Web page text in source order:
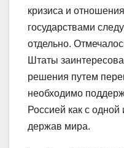
кризиса и
государствами
отдельно.
Штаты
решения путем
необходимо
Россией как с
держав мира.